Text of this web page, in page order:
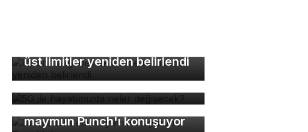
üst limitler yeniden belirlendi
5G ile hayatımızda neler
değişecek?
Dünya terk edilen yavru
maymun Punch'ı konuşuyor